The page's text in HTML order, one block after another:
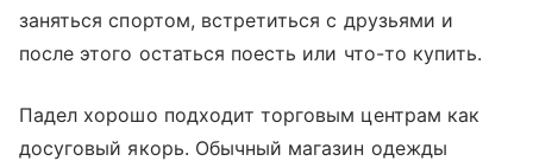
заняться спортом, встретиться с друзьями и
после этого остаться поесть или что-то купить.
Падел хорошо подходит торговым центрам как
досуговый якорь. Обычный магазин одежды